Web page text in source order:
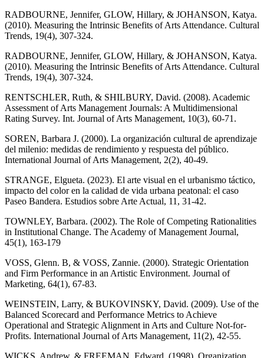
RADBOURNE, Jennifer, GLOW, Hillary, & JOHANSON, Katya.
(2010). Measuring the Intrinsic Benefits of Arts Attendance. Cultural
Trends, 19(4), 307-324.
RADBOURNE, Jennifer, GLOW, Hillary, & JOHANSON, Katya.
(2010). Measuring the Intrinsic Benefits of Arts Attendance. Cultural
Trends, 19(4), 307-324.
RENTSCHLER, Ruth, & SHILBURY, David. (2008). Academic
Assessment of Arts Management Journals: A Multidimensional
Rating Survey. Int. Journal of Arts Management, 10(3), 60-71.
SOREN, Barbara J. (2000). La organización cultural de aprendizaje
del milenio: medidas de rendimiento y respuesta del público.
International Journal of Arts Management, 2(2), 40-49.
STRANGE, Elgueta. (2023). El arte visual en el urbanismo táctico,
impacto del color en la calidad de vida urbana peatonal: el caso
Paseo Bandera. Estudios sobre Arte Actual, 11, 31-42.
TOWNLEY, Barbara. (2002). The Role of Competing Rationalities
in Institutional Change. The Academy of Management Journal,
45(1), 163-179
VOSS, Glenn. B, & VOSS, Zannie. (2000). Strategic Orientation
and Firm Performance in an Artistic Environment. Journal of
Marketing, 64(1), 67-83.
WEINSTEIN, Larry, & BUKOVINSKY, David. (2009). Use of the
Balanced Scorecard and Performance Metrics to Achieve
Operational and Strategic Alignment in Arts and Culture Not-for-
Profits. International Journal of Arts Management, 11(2), 42-55.
WICKS, Andrew, & FREEMAN, Edward. (1998). Organization